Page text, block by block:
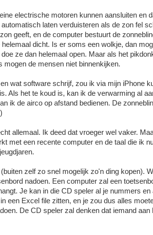
electrische motoren kunnen aansluiten en
laten verduisteren als de zon fel
geeft, en de computer bestuurt de
dicht. Is er soms een wolkje, dan
ze dan helemaal open. Maar als het
mogen de mensen niet binnenkijken.
wat software schrijf, zou ik via mijn iPhone
Als het te koud is, kan ik de verwarming al
ik de airco op afstand bedienen. De
allemaal. Ik deed dat vroeger wel vaker.
met een recente computer en de taal die ik
zelf zo snel mogelijk zo'n ding kopen).
nadoen. Een computer zal een
Je kan in die CD speler al je nummers en
een Excel file zitten, en je zou dus alles
De CD speler zal denken dat iemand aan